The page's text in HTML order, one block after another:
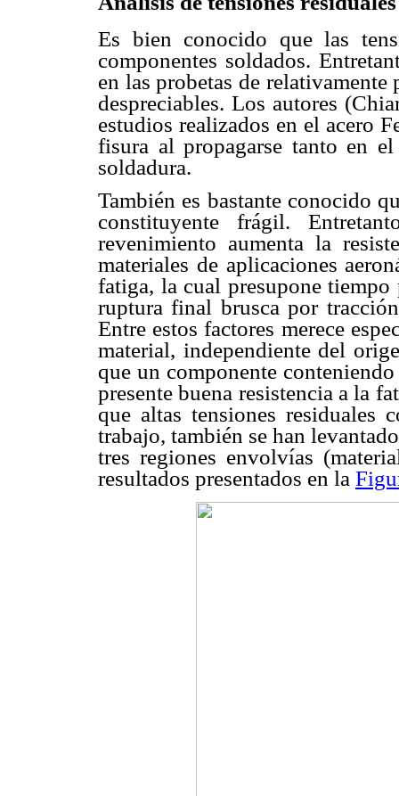
Es bien conocido que las
componentes soldados.
en las probetas de relativamente
despreciables. Los autores
estudios realizados en el acero
fisura al propagarse tanto en
soldadura.
También es bastante conocido
constituyente frágil.
revenimiento aumenta la
materiales de aplicaciones
fatiga, la cual presupone
ruptura final brusca por
Entre estos factores merece
material, independiente del
que un componente
presente buena resistencia a la
que altas tensiones residuales
trabajo, también se han
tres regiones envolvías
resultados presentados en la